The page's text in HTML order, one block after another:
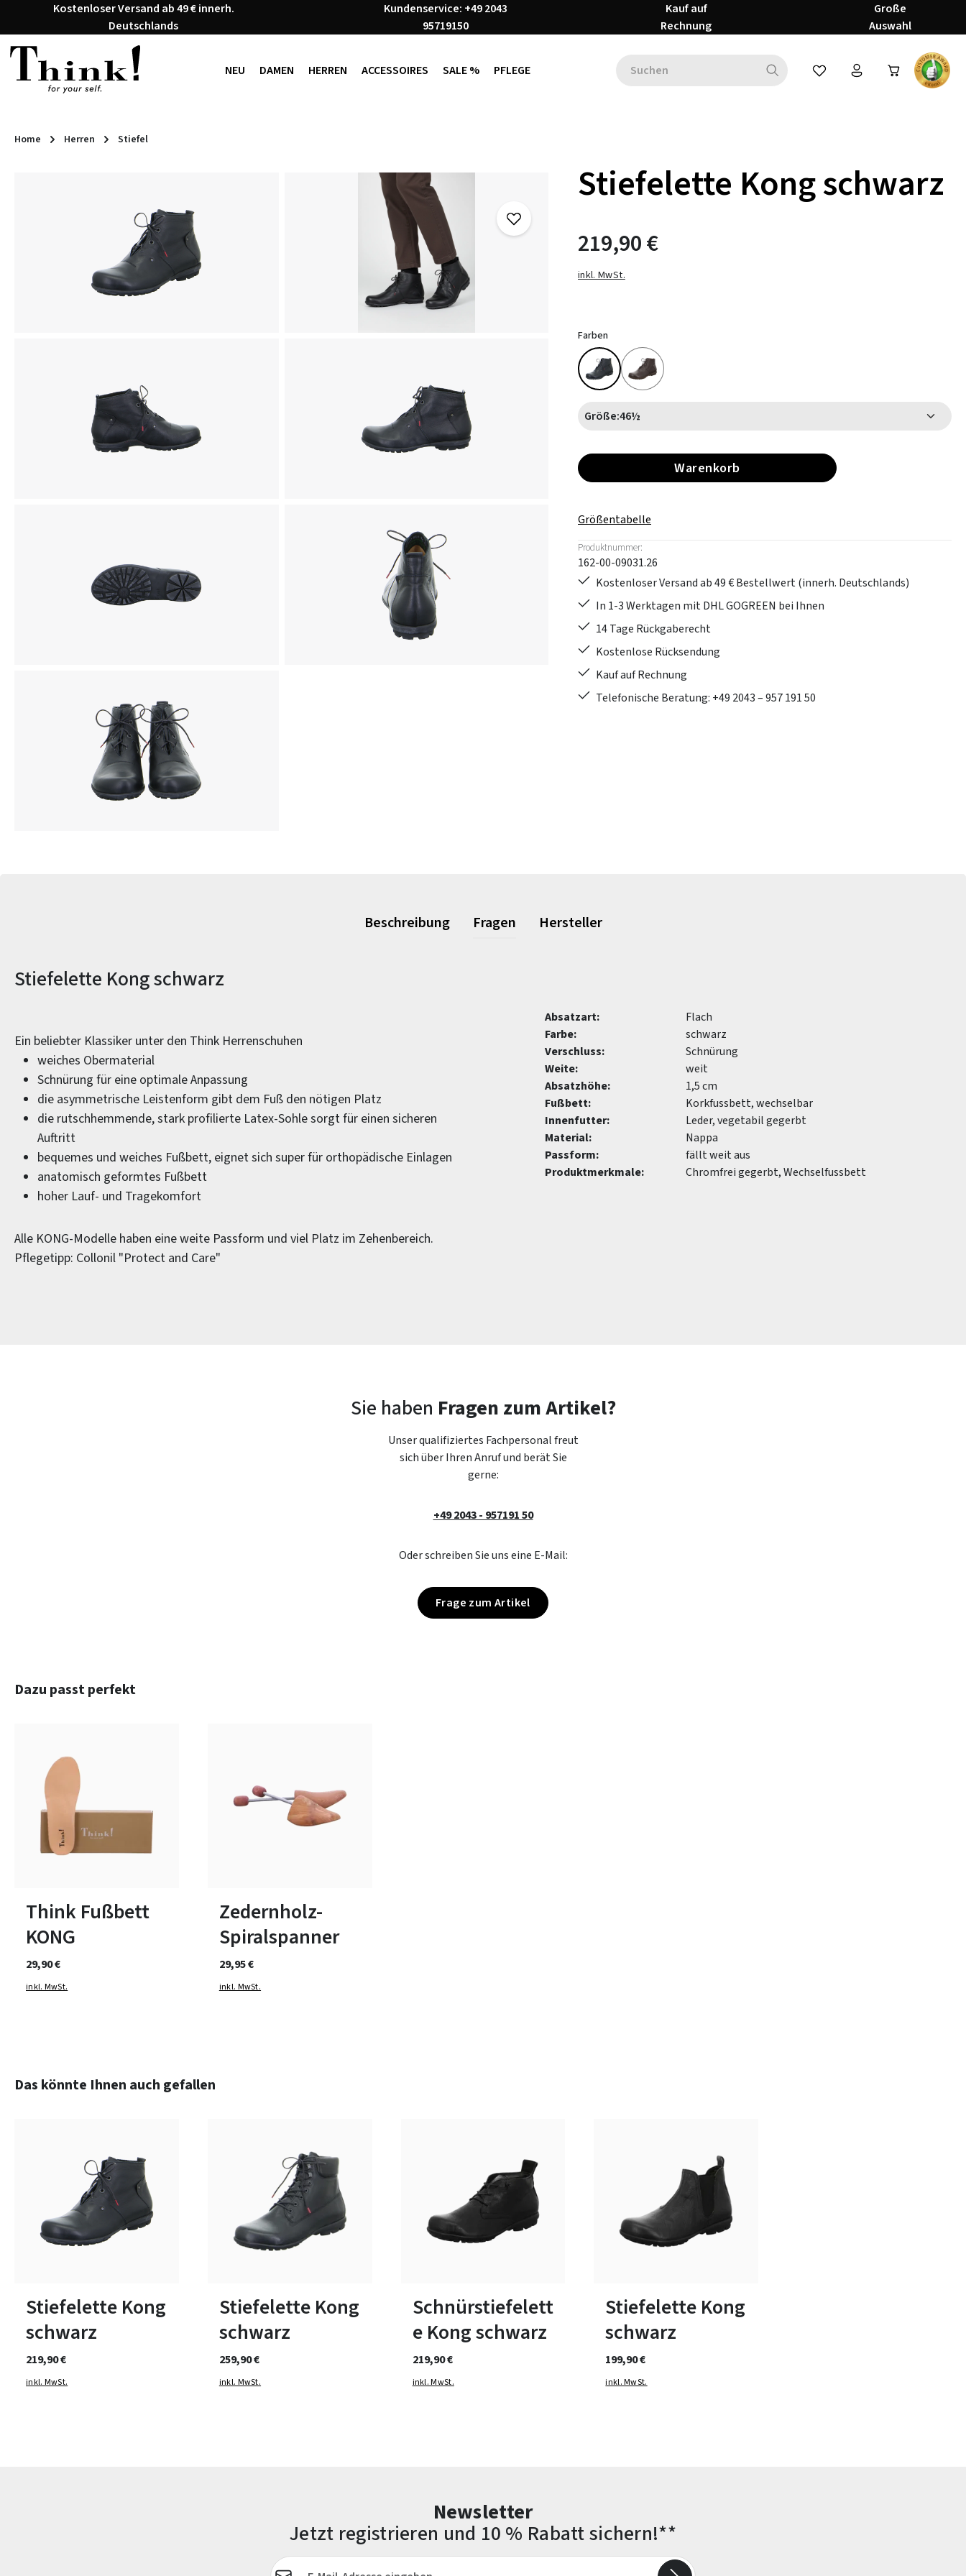
Hauptinhalt springen
Zur Suche springen
Zur Hauptnavigation springen
Kostenloser Versand ab 49 € innerh.
Deutschlands
Kundenservice: +49 2043
95719150
Kauf auf
Rechnung
Große
Auswahl
NEU DAMEN HERREN ACCESSOIRES SALE % PFLEGE Du hast 0 Produkte auf dem
Home Herren Stiefel
Stiefelette Kong schwarz
219,90 €
inkl. MwSt.
Farben
Größe:46½
Warenkorb
Größentabelle
Produktnummer:
162-00-09031.26
Kostenloser Versand ab 49 € Bestellwert (innerh. Deutschlands)
In 1-3 Werktagen mit DHL GOGREEN bei Ihnen
14 Tage Rückgaberecht
Kostenlose Rücksendung
Kauf auf Rechnung
Telefonische Beratung: +49 2043 – 957 191 50
Beschreibung Fragen Hersteller
Produktinformationen
Stiefelette Kong schwarz
Ein beliebter Klassiker unter den Think Herrenschuhen
weiches Obermaterial
Schnürung für eine optimale Anpassung
die asymmetrische Leistenform gibt dem Fuß den nötigen Platz
die rutschhemmende, stark profilierte Latex-Sohle sorgt für einen sicheren
Auftritt
bequemes und weiches Fußbett, eignet sich super für orthopädische Einlagen
anatomisch geformtes Fußbett
hoher Lauf- und Tragekomfort
Alle KONG-Modelle haben eine weite Passform und viel Platz im Zehenbereich.
Pflegetipp: Collonil "Protect and Care"
Absatzart:
Flach
Farbe:
schwarz
Verschluss:
Schnürung
Weite:
weit
Absatzhöhe:
1,5 cm
Fußbett:
Korkfussbett, wechselbar
Innenfutter:
Leder, vegetabil gegerbt
Material:
Nappa
Passform:
fällt weit aus
Produktmerkmale:
Chromfrei gegerbt, Wechselfussbett
Sie haben Fragen zum Artikel?
Unser qualifiziertes Fachpersonal freut
sich über Ihren Anruf und berät Sie
gerne:
+49 2043 - 957191 50
Oder schreiben Sie uns eine E-Mail:
Frage zum Artikel
Produktgalerie überspringen
Dazu passt perfekt
Think Fußbett
KONG
29,90 €
inkl. MwSt.
Zedernholz-
Spiralspanner
29,95 €
inkl. MwSt.
Produktgalerie überspringen
Das könnte Ihnen auch gefallen
braun
Stiefelette Kong
schwarz
219,90 €
inkl. MwSt.
Stiefelette Kong
schwarz
259,90 €
inkl. MwSt.
beige
Schnürstiefelett
e Kong schwarz
219,90 €
inkl. MwSt.
Stiefelette Kong
schwarz
199,90 €
inkl. MwSt.
Newsletter
Jetzt registrieren und 10 % Rabatt sichern!**
E-Mail-Adresse*